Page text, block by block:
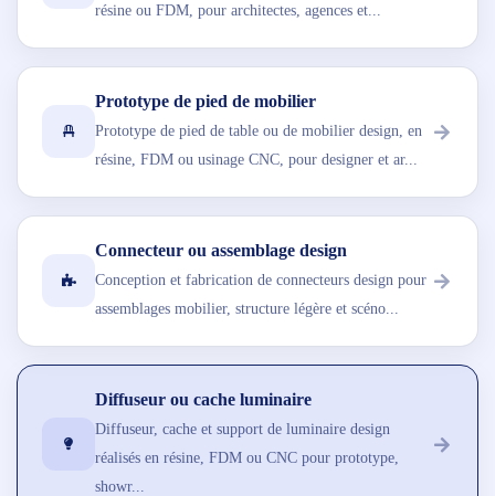
résine ou FDM, pour architectes, agences et...
Prototype de pied de mobilier
Prototype de pied de table ou de mobilier design, en
résine, FDM ou usinage CNC, pour designer et ar...
Connecteur ou assemblage design
Conception et fabrication de connecteurs design pour
assemblages mobilier, structure légère et scéno...
Diffuseur ou cache luminaire
Diffuseur, cache et support de luminaire design
réalisés en résine, FDM ou CNC pour prototype,
showr...